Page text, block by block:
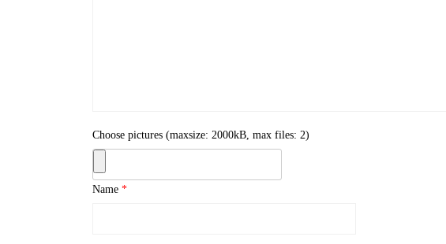
Choose pictures (maxsize: 2000kB, max files: 2)
Name*